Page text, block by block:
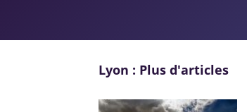
Lyon : Plus d'articles